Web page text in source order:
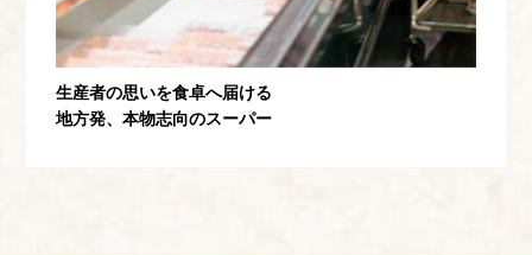
生産者の思いを食卓へ届ける
地方発、本物志向のスーパー